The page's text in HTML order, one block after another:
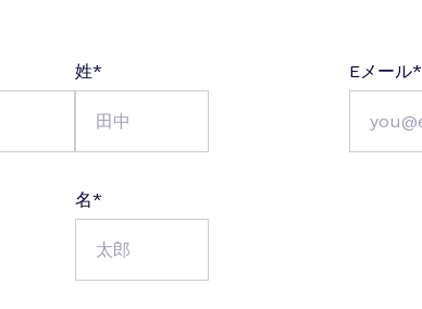
姓*
名*
Eメール*